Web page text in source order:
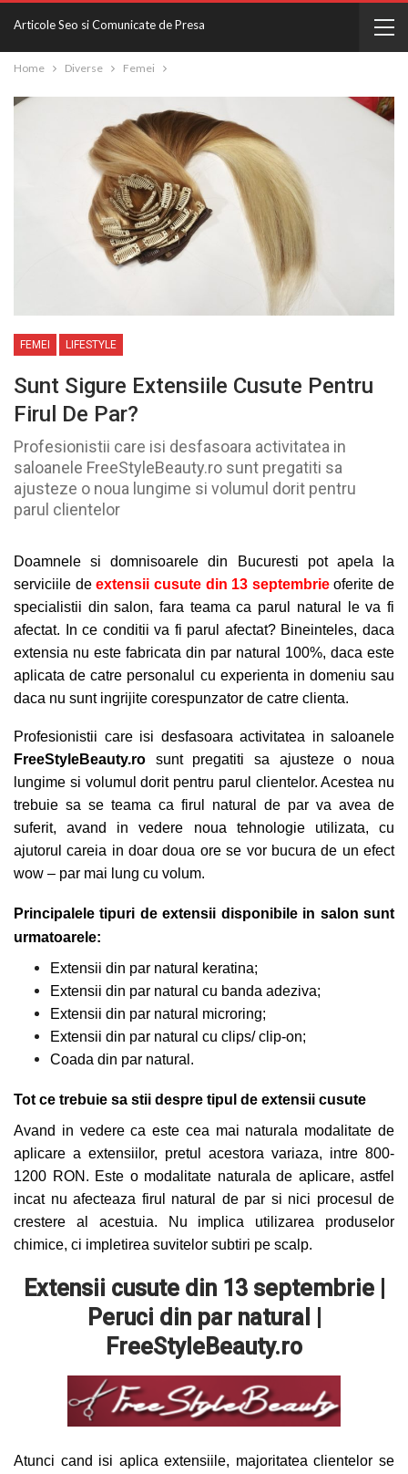
Articole Seo si Comunicate de Presa
Home Diverse Femei
FEMEI LIFESTYLE
Sunt Sigure Extensiile Cusute Pentru
Firul De Par?
Profesionistii care isi desfasoara activitatea in
saloanele FreeStyleBeauty.ro sunt pregatiti sa
ajusteze o noua lungime si volumul dorit pentru
parul clientelor
Doamnele si domnisoarele din Bucuresti pot apela la
serviciile deextensii cusute din 13 septembrieoferite de
specialistii din salon, fara teama ca parul natural le va fi
afectat. In ce conditii va fi parul afectat? Bineinteles, daca
extensia nu este fabricata din par natural 100%, daca este
aplicata de catre personalul cu experienta in domeniu sau
daca nu sunt ingrijite corespunzator de catre clienta.
Profesionistii care isi desfasoara activitatea in saloanele
FreeStyleBeauty.ro
sunt pregatiti sa ajusteze o noua
lungime si volumul dorit pentru parul clientelor. Acestea nu
trebuie sa se teama ca firul natural de par va avea de
suferit, avand in vedere noua tehnologie utilizata, cu
ajutorul careia in doar doua ore se vor bucura de un efect
wow – par mai lung cu volum.
Principalele tipuri de extensii disponibile in salon sunt
urmatoarele:
Extensii din par natural keratina;
Extensii din par natural cu banda adeziva;
Extensii din par natural microring;
Extensii din par natural cu clips/ clip-on;
Coada din par natural.
Tot ce trebuie sa stii despre tipul de extensii cusute
Avand in vedere ca este cea mai naturala modalitate de
aplicare a extensiilor, pretul acestora variaza, intre 800-
1200 RON. Este o modalitate naturala de aplicare, astfel
incat nu afecteaza firul natural de par si nici procesul de
crestere al acestuia. Nu implica utilizarea produselor
chimice, ci impletirea suvitelor subtiri pe scalp.
Extensii cusute din 13 septembrie |
Peruci din par natural |
FreeStyleBeauty.ro
Atunci cand isi aplica extensiile, majoritatea clientelor se